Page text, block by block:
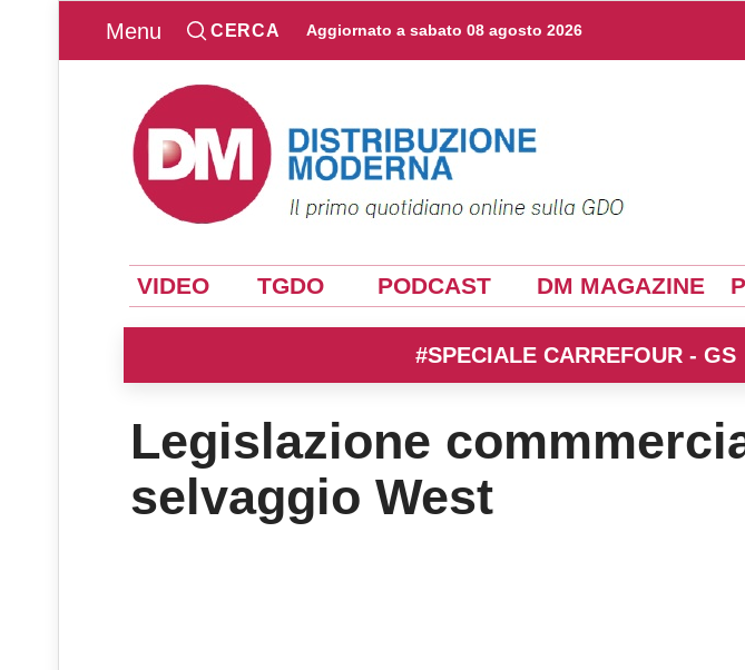
Menu CERCA Aggiornato a sabato 08 agosto 2026
VIDEO TGDO PODCAST DM MAGAZINE
#SPECIALE CARREFOUR - GS
Legislazione
selvaggio West